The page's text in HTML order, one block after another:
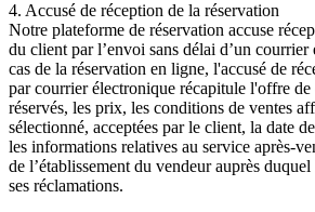
4. Accusé de réception de la réservation
Notre plateforme de réservation accuse
du client par l’envoi sans délai d’un
cas de la réservation en ligne, l'accusé de
par courrier électronique récapitule l'offre de
réservés, les prix, les conditions de ventes
sélectionné, acceptées par le client, la date
les informations relatives au service après-
de l’établissement du vendeur auprès
ses réclamations.